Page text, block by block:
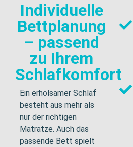
Individuelle
Bettplanung
– passend
zu Ihrem
Schlafkomfort
Ein erholsamer Schlaf
besteht aus mehr als
nur der richtigen
Matratze. Auch das
passende Bett spielt